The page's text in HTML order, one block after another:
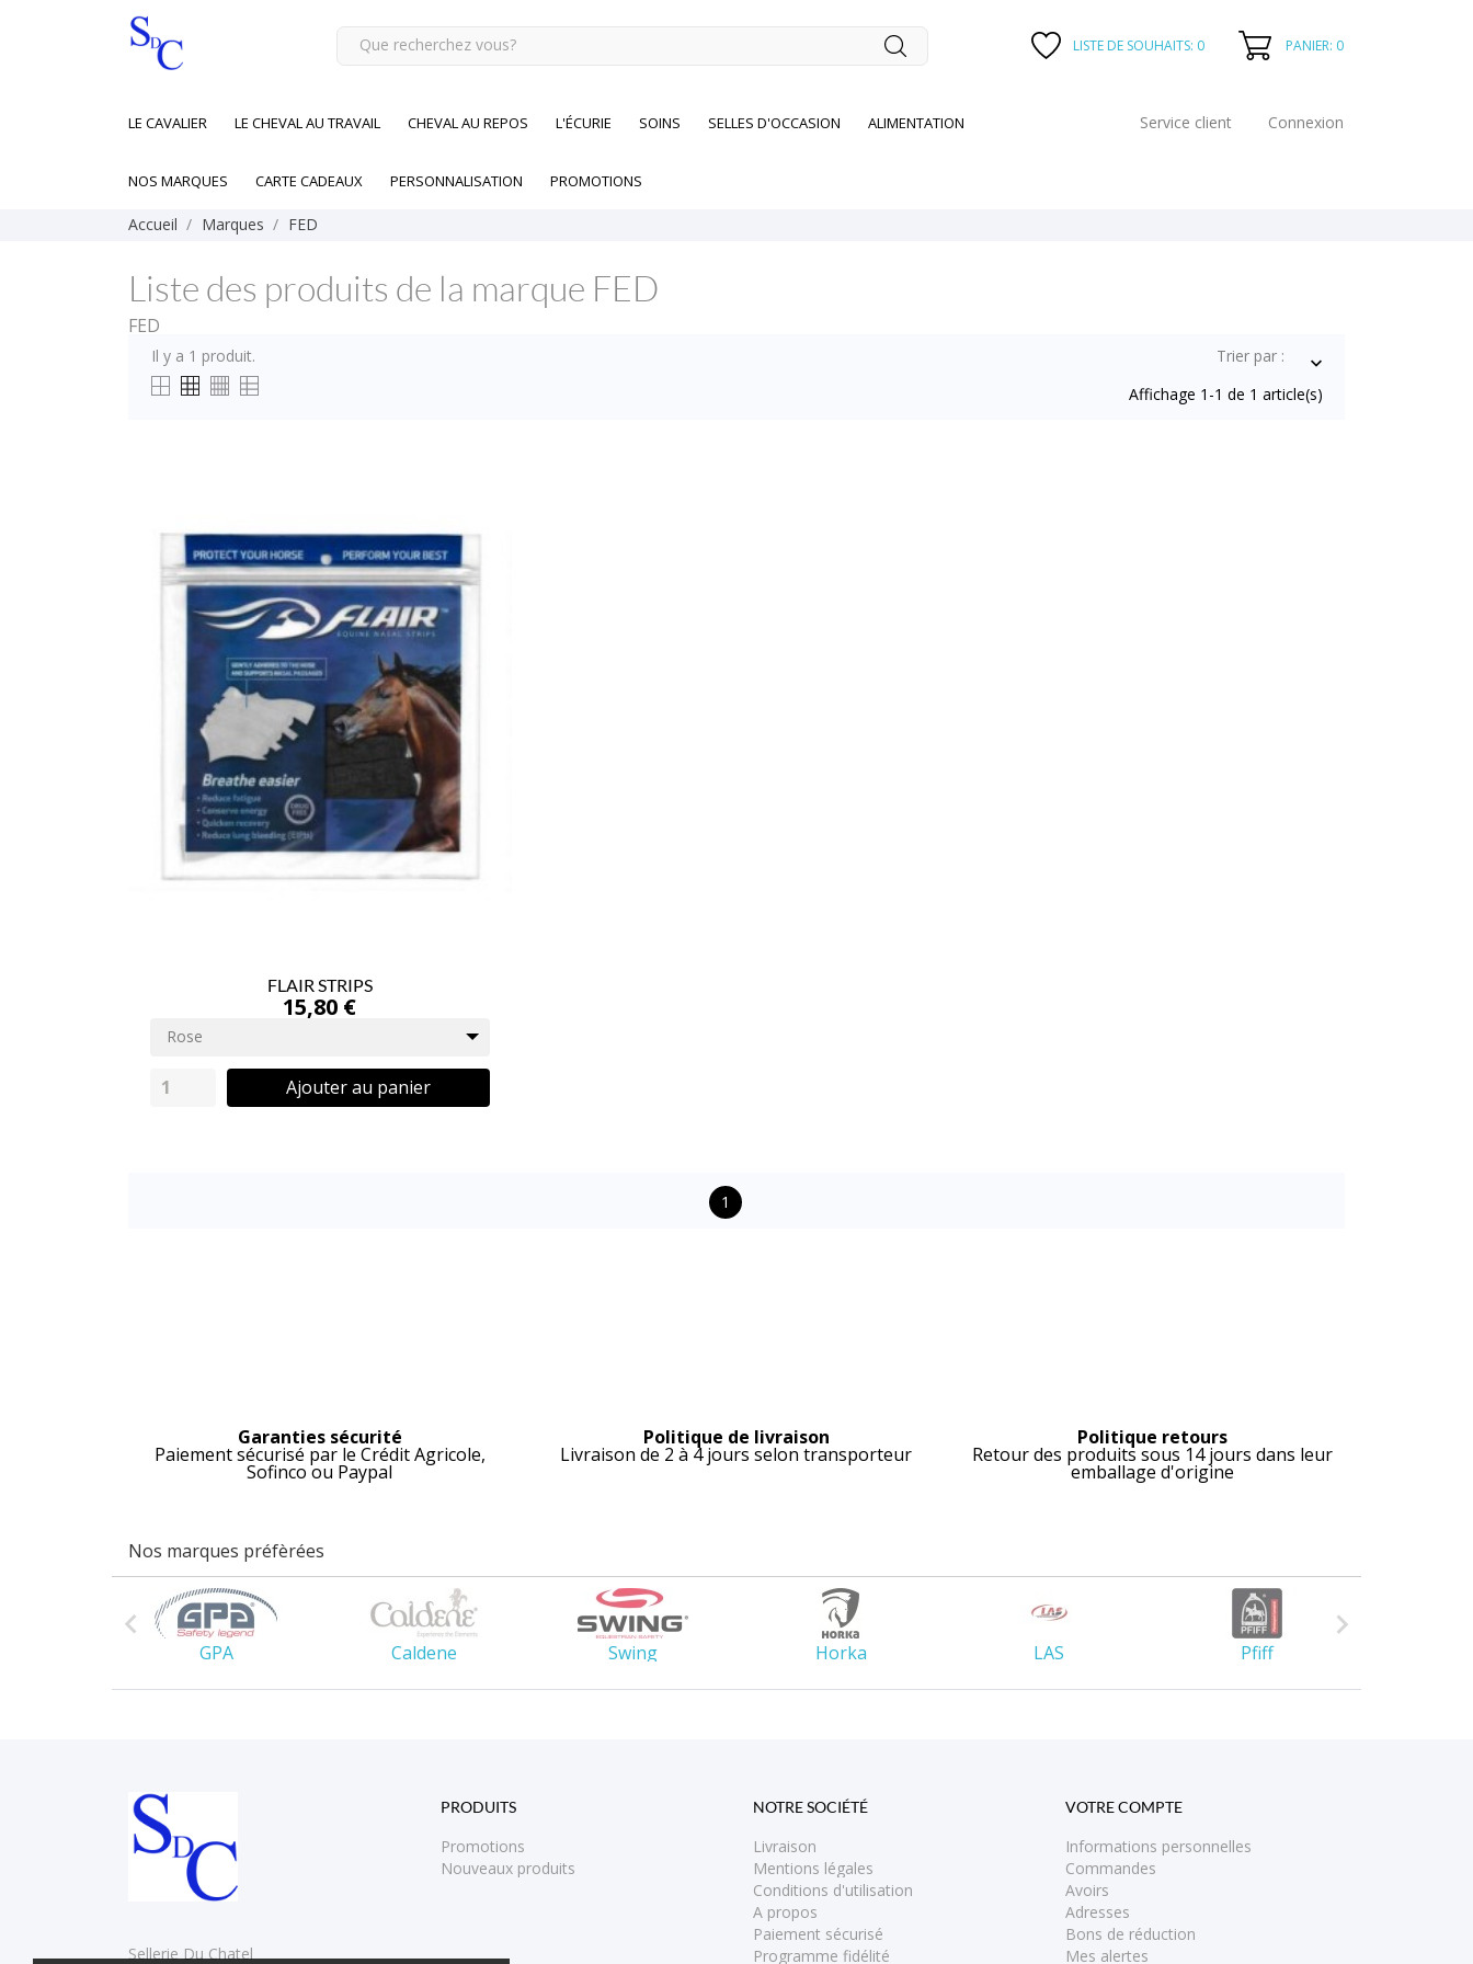
LISTE DE SOUHAITS: 0 PANIER: 0
LE CAVALIER LE CHEVAL AU TRAVAIL CHEVAL AU REPOS L'ÉCURIE SOINS SELLES D'OCCASION ALIMENTATION
NOS MARQUES CARTE CADEAUX PERSONNALISATION PROMOTIONS
Service client Connexion
Accueil Marques FED
Liste des produits de la marque FED
FED
Il y a 1 produit. Trier par : 
Affichage 1-1 de 1 article(s)
FLAIR STRIPS
15,80 €
Rose
Ajouter au panier
1
Garanties sécurité
Paiement sécurisé par le Crédit Agricole,
Sofinco ou Paypal
Politique de livraison
Livraison de 2 à 4 jours selon transporteur
Politique retours
Retour des produits sous 14 jours dans leur
emballage d'origine
Nos marques préfèrées

GPA Caldene Swing Horka LAS Pfiff

Sellerie Du Chatel
PRODUITS
Promotions
Nouveaux produits
NOTRE SOCIÉTÉ
Livraison
Mentions légales
Conditions d'utilisation
A propos
Paiement sécurisé
Programme fidélité
VOTRE COMPTE
Informations personnelles
Commandes
Avoirs
Adresses
Bons de réduction
Mes alertes